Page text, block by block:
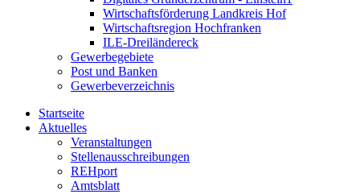
Wirtschaftsförderung Landkreis Hof
Wirtschaftsregion Hochfranken
ILE-Dreiländereck
Gewerbegebiete
Post und Banken
Gewerbeverzeichnis
Startseite
Aktuelles
Veranstaltungen
Stellenausschreibungen
REHport
Amtsblatt